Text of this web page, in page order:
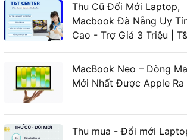
Thu Cũ Đổi Mới Laptop,
Macbook Đà Nẵng Uy
Cao - Trợ Giá 3 Triệu |
Center
MacBook Neo – Dòng
Mới Nhất Được Apple Ra
Thu mua - Đổi mới